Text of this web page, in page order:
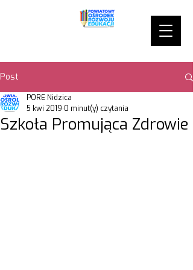
Post
Szkoła Promująca Zdrowie
PORE Nidzica
5 kwi 2019 0 minut(y) czytania